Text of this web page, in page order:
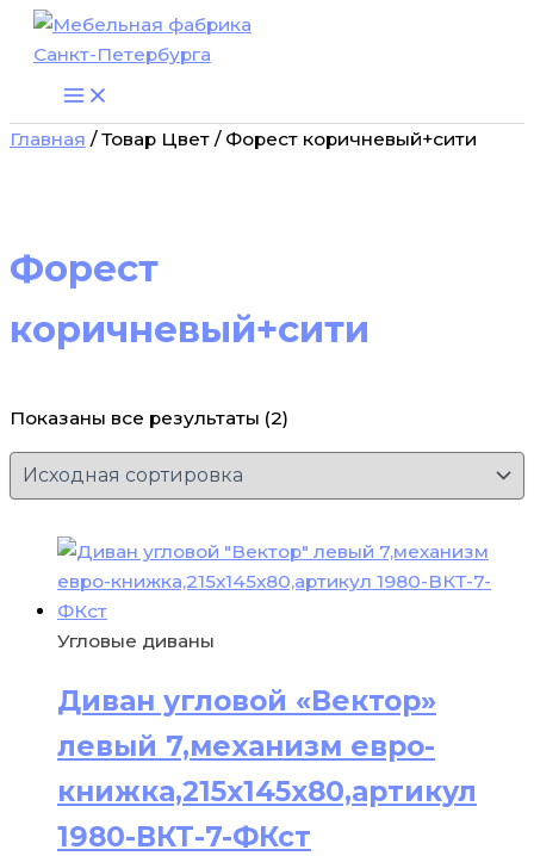
Перейти
Главная / Товар Цвет / Форест коричневый+сити
Форест
коричневый+сити
Показаны все результаты (2)
Угловые диваны
Диван угловой «Вектор»
левый 7,механизм евро-
книжка,215х145х80,артикул
1980-ВКТ-7-ФКст